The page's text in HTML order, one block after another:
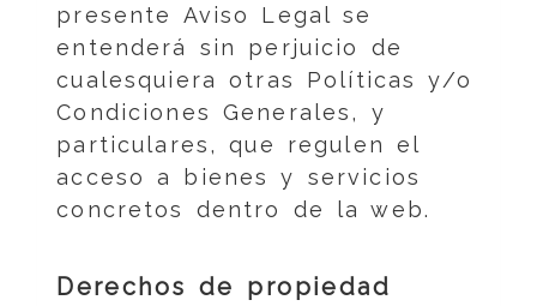
presente Aviso Legal se
entenderá sin perjuicio de
cualesquiera otras Políticas y/o
Condiciones Generales, y
particulares, que regulen el
acceso a bienes y servicios
concretos dentro de la web.
Derechos de propiedad